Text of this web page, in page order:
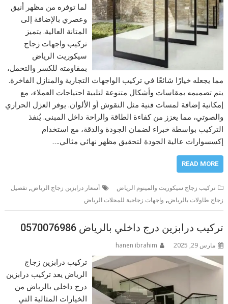
لما توفره من مظهر أنيق
وعصري بالإضافة إلى
المتانة العالية. يتميز
تركيب واجهات زجاج
سيكوريت الرياض
بمقاومته للكسر والتحمل،
مما يجعله خيارًا شائعًا في تركيب الواجهات التجارية والمنازل الفاخرة.
يتم تصميمه بمقاسات وأشكال متنوعة لتلبية احتياجات العملاء، مع
إمكانية إضافة لمسات فنية مثل النقوش أو الألوان. يوفر العزل الحراري
والصوتي، مما يعزز من كفاءة الطاقة والراحة داخل المبنى. يُنفذ
التركيب بواسطة خبراء لضمان الجودة والدقة، مع استخدام
إكسسوارات عالية الجودة لتحقيق مظهر نهائي مثالي.…
READ MORE
تركيب زجاج سيكوريت والمينوم الرياض أسعار درابزين زجاج الرياض,تفصيل
زجاج طاولات بالرياض, واجهات زجاجية للمحلات الرياض
تركيب درابزين درج داخلي بالرياض 0570076986
مارس 29, 2025 hanen ibrahim
تركيب درابزين زجاج
الرياض يعد تركيب درابزين
درج داخلي بالرياض من
الخيارات المثالية التي